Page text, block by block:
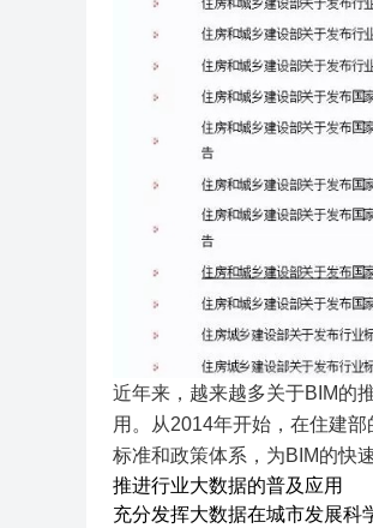
近年来，越来越多关于BIM的
用。从2014年开始，在住建
标准和政策体系，为BIM的快
推进行业大数据的普及应用
充分发挥大数据在城市发展科